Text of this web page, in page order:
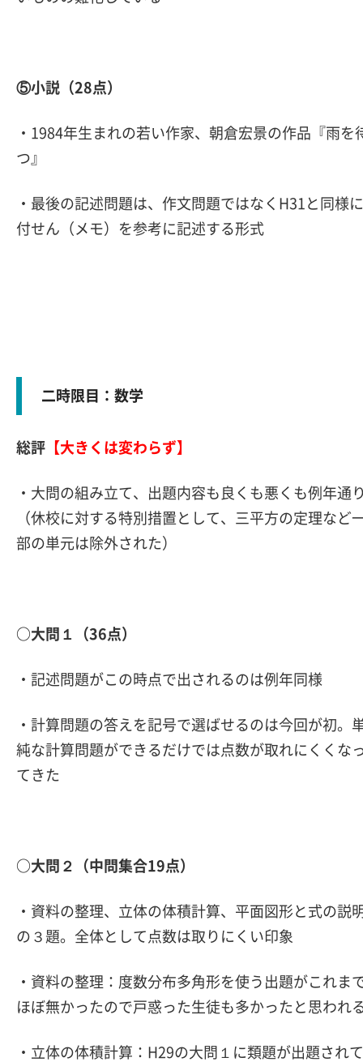
⑤小説（28点）
・1984年生まれの若い作家、朝倉宏景の作品『雨を
つ』
・最後の記述問題は、作文問題ではなくH31と同様に
付せん（メモ）を参考に記述する形式
二時限目：数学
総評 【大きくは変わらず】
・大問の組み立て、出題内容も良くも悪くも例年通
（休校に対する特別措置として、三平方の定理など
部の単元は除外された）
○大問１（36点）
・記述問題がこの時点で出されるのは例年同様
・計算問題の答えを記号で選ばせるのは今回が初。
純な計算問題ができるだけでは点数が取れにくくな
てきた
○大問２（中問集合19点）
・資料の整理、立体の体積計算、平面図形と式の説
の３題。全体として点数は取りにくい印象
・資料の整理：度数分布多角形を使う出題がこれま
ほぼ無かったので戸惑った生徒も多かったと思われ
・立体の体積計算：H29の大問１に類題が出題されて